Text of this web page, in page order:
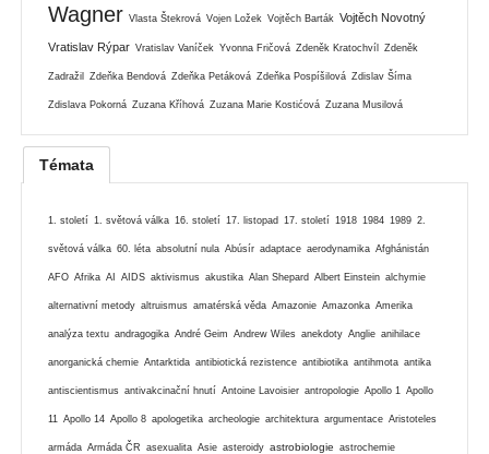
Wagner Vlasta Štekrová Vojen Ložek Vojtěch Barták Vojtěch Novotný
Vratislav Rýpar Vratislav Vaníček Yvonna Fričová Zdeněk Kratochvíl Zdeněk
Zadražil Zdeňka Bendová Zdeňka Petáková Zdeňka Pospíšilová Zdislav Šíma
Zdislava Pokorná Zuzana Kříhová Zuzana Marie Kostićová Zuzana Musilová
Témata
1. století 1. světová válka 16. století 17. listopad 17. století 1918 1984 1989 2.
světová válka 60. léta absolutní nula Abúsír adaptace aerodynamika Afghánistán
AFO Afrika AI AIDS aktivismus akustika Alan Shepard Albert Einstein alchymie
alternativní metody altruismus amatérská věda Amazonie Amazonka Amerika
analýza textu andragogika André Geim Andrew Wiles anekdoty Anglie anihilace
anorganická chemie Antarktida antibiotická rezistence antibiotika antihmota antika
antiscientismus antivakcinační hnutí Antoine Lavoisier antropologie Apollo 1 Apollo
11 Apollo 14 Apollo 8 apologetika archeologie architektura argumentace Aristoteles
armáda Armáda ČR asexualita Asie asteroidy astrobiologie astrochemie